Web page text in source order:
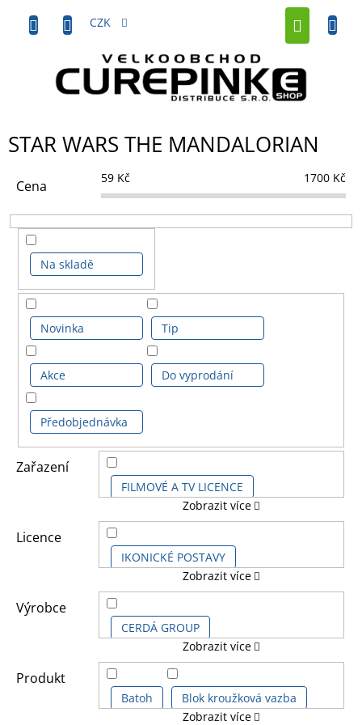
obsah
CZK
STAR WARS THE MANDALORIAN
Cena 59 Kč 1700 Kč
Na skladě
Novinka Tip
Akce Do vyprodání
Předobjednávka
Zařazení
FILMOVÉ A TV LICENCE
Zobrazit více
Licence
IKONICKÉ POSTAVY
STAR WARS HVĚZDNÉ VÁLKY
STAR WARS IX STAR WARS KIDS
Zobrazit více
Výrobce
CERDÁ GROUP
DANILO PROMOTION LIMITED
FUNKO
Zobrazit více
Produkt
Batoh Blok kroužková vazba
Zobrazit více